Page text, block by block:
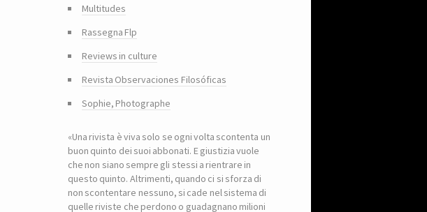
Multitudes
Rassegna Flp
Reviews in culture
Revista Observaciones Filosóficas
Sophie, Photographe
«Una rivista è viva solo se ogni volta scontenta un
buon quinto dei suoi abbonati. E giustizia vuole
che non siano sempre gli stessi a rientrare in
questo quinto. Altrimenti, quando ci si sforza di
non scontentare nessuno, si cade nel sistema di
quelle riviste che perdono o guadagnano milioni